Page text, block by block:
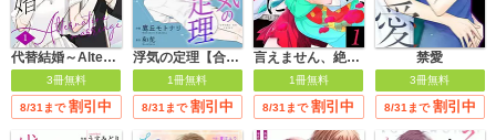
代替結婚～Alternative marriage～
3冊無料
8/31まで 割引中
浮気の定理【合冊版】
1冊無料
8/31まで 割引中
言えません、絶対に 【合冊版】
1冊無料
8/31まで 割引中
禁愛
3冊無料
8/31まで 割引中